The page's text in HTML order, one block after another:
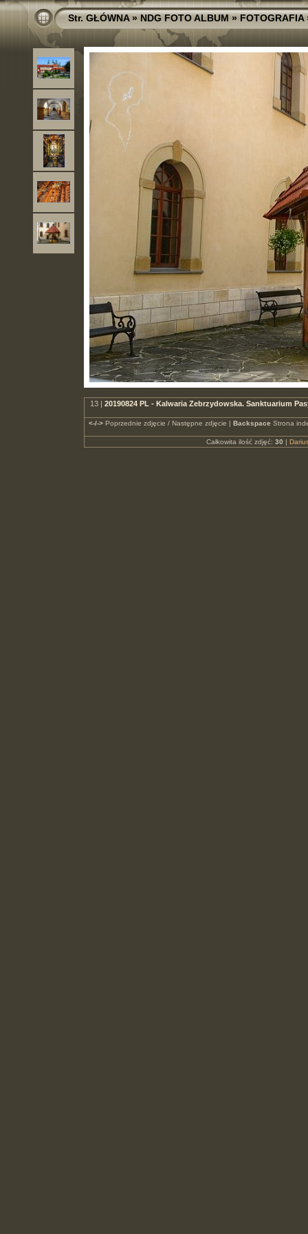
Str. GŁÓWNA»NDG FOTO ALBUM»FOTOGRAFIA
13 | 20190824 PL - Kalwaria Zebrzydowska. Sanktuarium
<-/->Poprzednie zdjęcie / Następne zdjęcie | Backspace Strona
Całkowita ilość zdjęć: 30 |